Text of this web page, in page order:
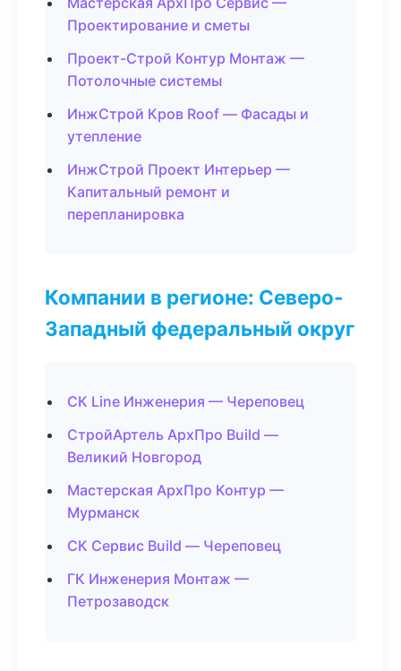
Проектирование и сметы
Проект-Строй Контур Монтаж —
Потолочные системы
ИнжСтрой Кров Roof — Фасады и
утепление
ИнжСтрой Проект Интерьер —
Капитальный ремонт и
перепланировка
Компании в регионе: Северо-
Западный федеральный округ
СК Line Инженерия — Череповец
СтройАртель АрхПро Build —
Великий Новгород
Мастерская АрхПро Контур —
Мурманск
СК Сервис Build — Череповец
ГК Инженерия Монтаж —
Петрозаводск